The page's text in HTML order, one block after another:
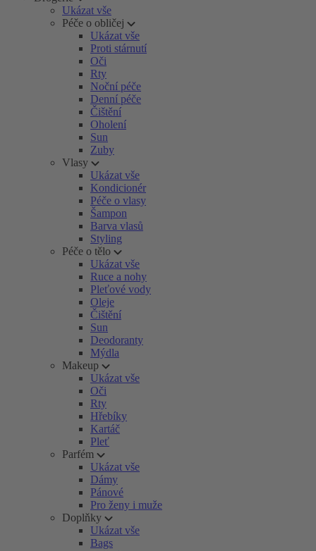
Ukázat vše
Péče o obličej
Ukázat vše
Proti stárnutí
Oči
Rty
Noční péče
Denní péče
Čištění
Oholení
Sun
Zuby
Vlasy
Ukázat vše
Kondicionér
Péče o vlasy
Šampon
Barva vlasů
Styling
Péče o tělo
Ukázat vše
Ruce a nohy
Pleťové vody
Oleje
Čištění
Sun
Deodoranty
Mýdla
Makeup
Ukázat vše
Oči
Rty
Hřebíky
Kartáč
Pleť
Parfém
Ukázat vše
Dámy
Pánové
Pro ženy i muže
Doplňky
Ukázat vše
Bags